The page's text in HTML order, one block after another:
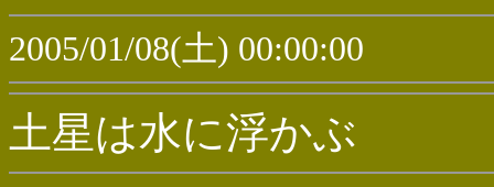
2005/01/08(土) 00:00:00
土星は水に浮かぶ